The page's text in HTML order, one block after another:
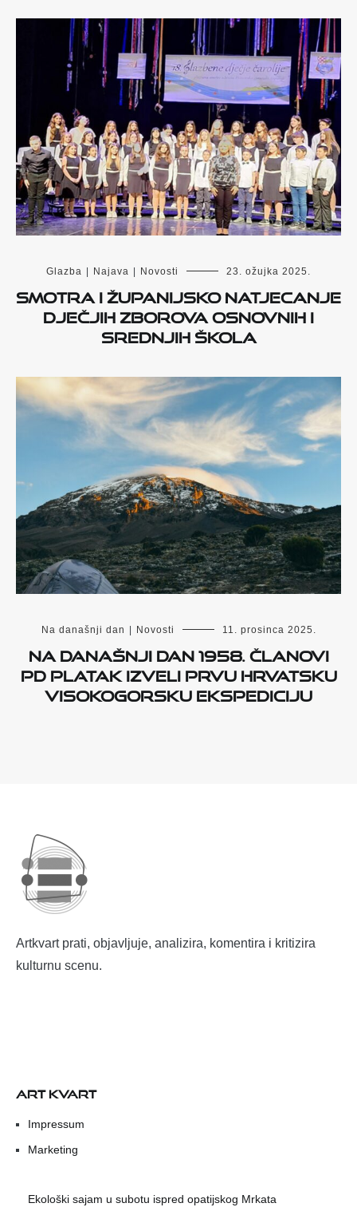
Glazba Najava Novosti 23. ožujka 2025.
Smotra i županijsko natjecanje
dječjih zborova osnovnih i
srednjih škola
Na današnji dan Novosti 11. prosinca 2025.
Na današnji dan 1958. članovi
PD Platak izveli prvu hrvatsku
visokogorsku ekspediciju
Artkvart prati, objavljuje, analizira, komentira i kritizira
kulturnu scenu.
ART KVART
Impressum
Marketing
Ekološki sajam u subotu ispred opatijskog Mrkata